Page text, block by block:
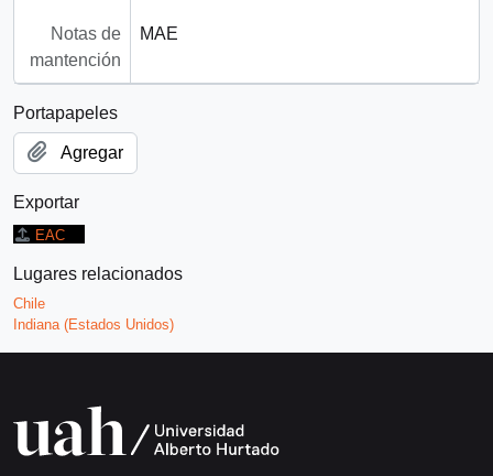
Notas de
mantención
MAE
Portapapeles
Agregar
Exportar
EAC
Lugares relacionados
Chile
Indiana (Estados Unidos)